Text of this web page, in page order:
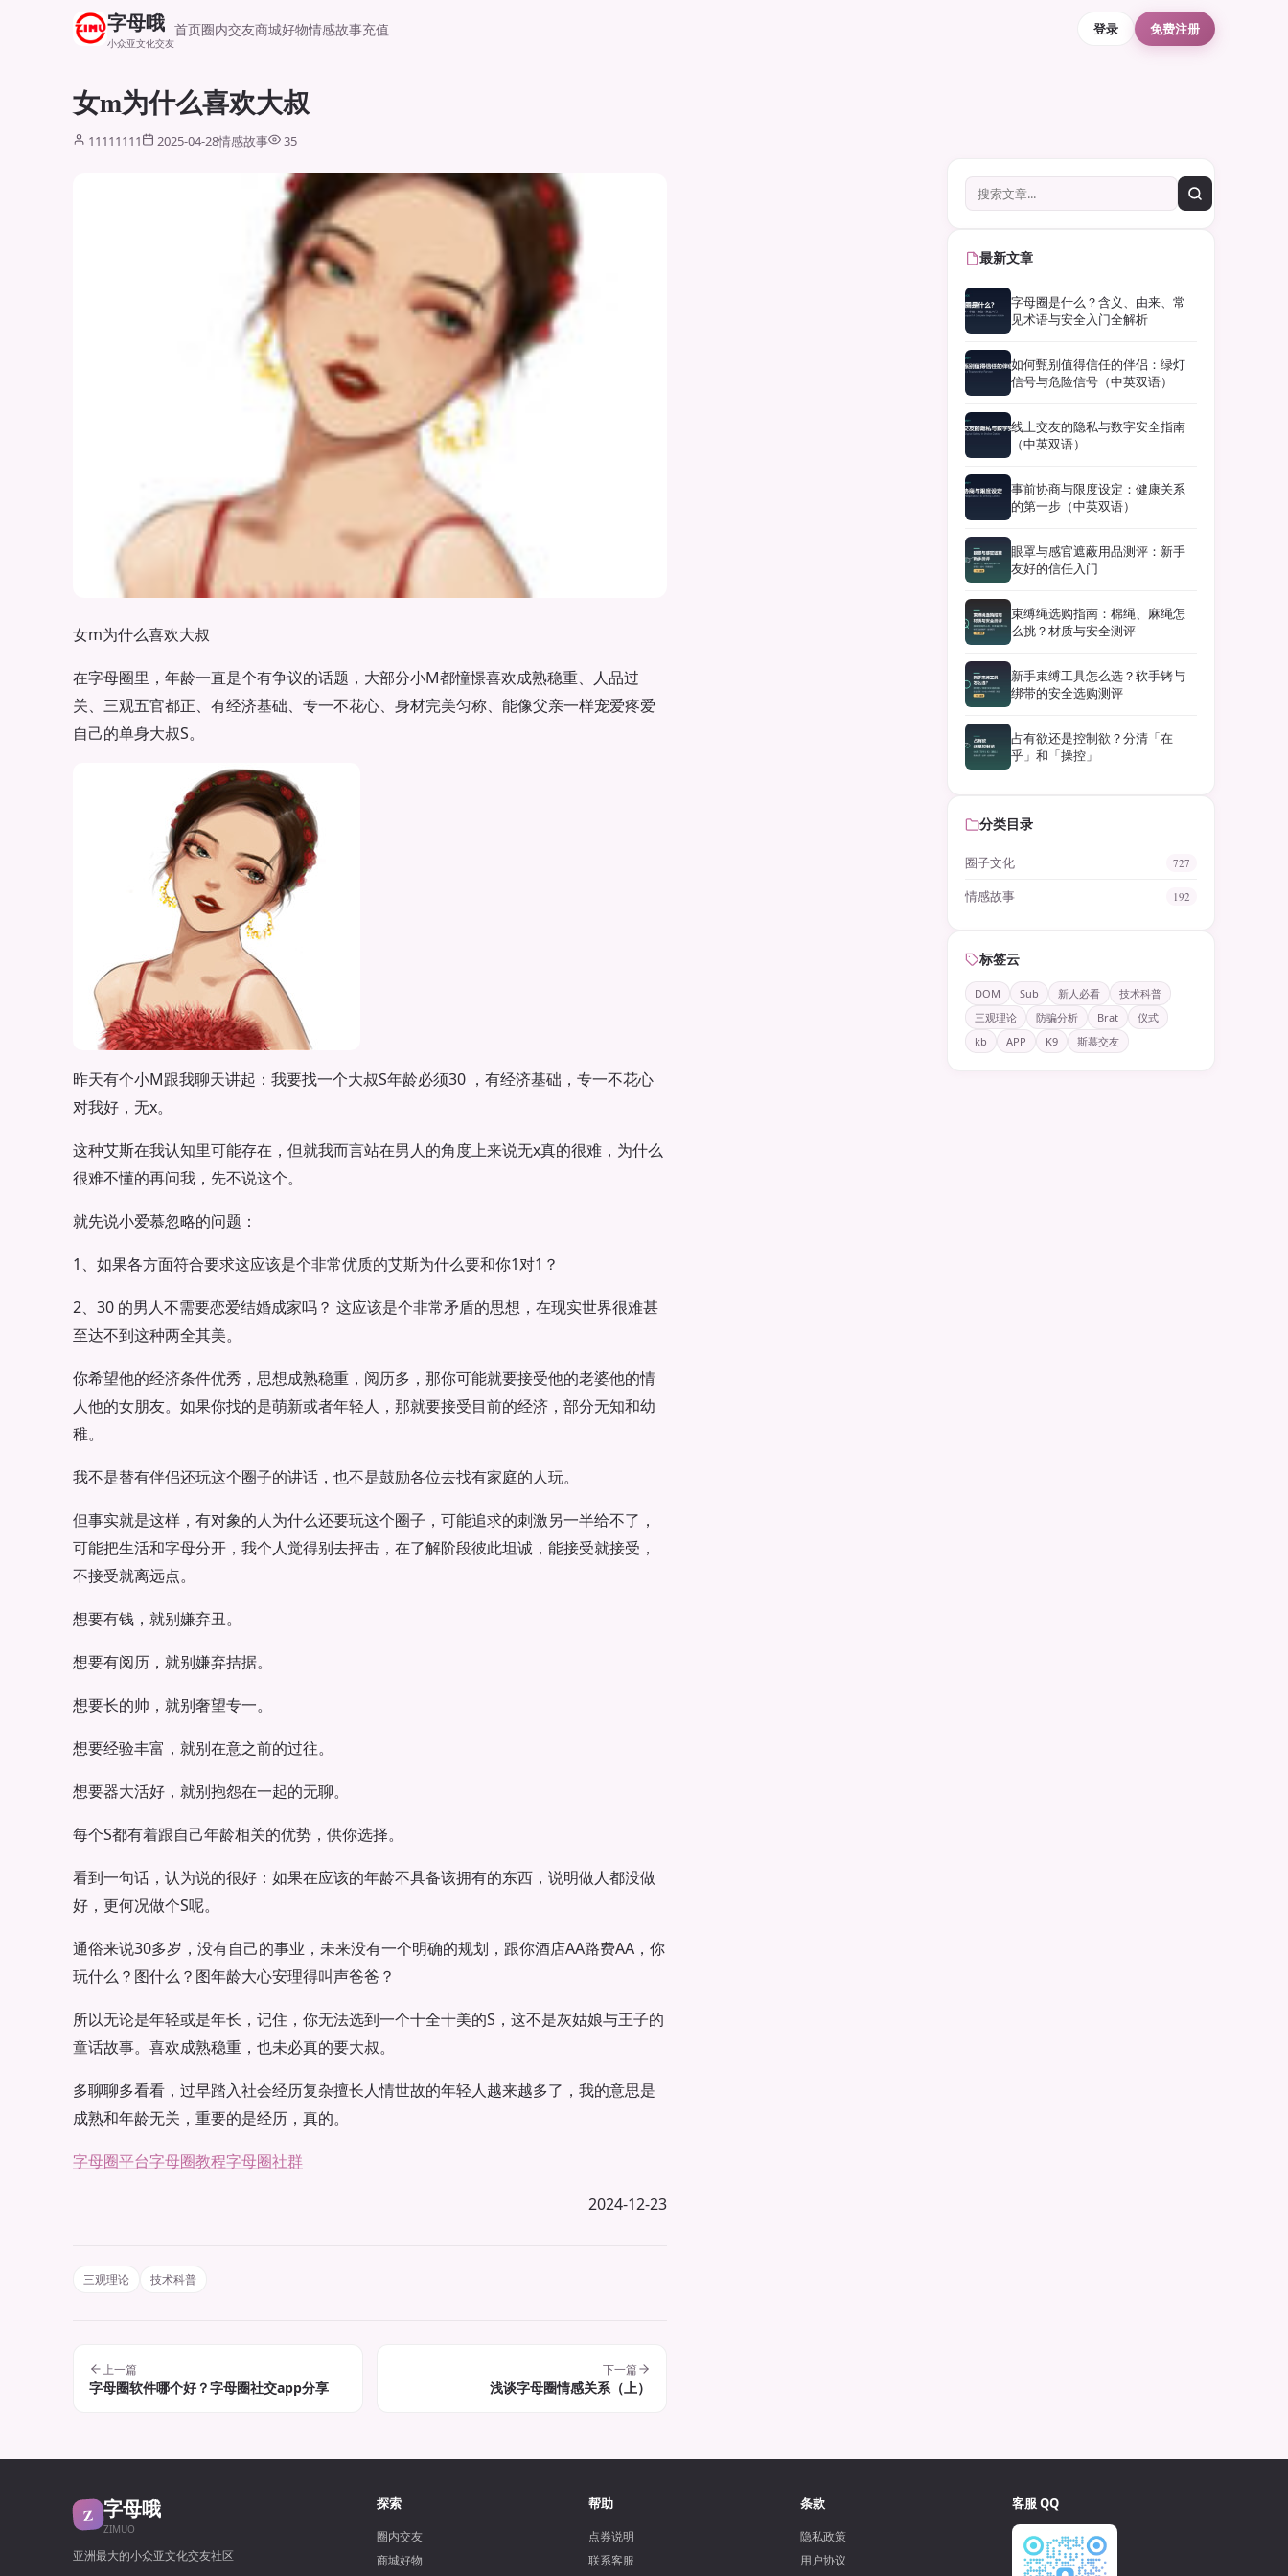
字母哦
小众亚文化交友
首页圈内交友商城好物情感故事充值 登录 免费注册
女m为什么喜欢大叔
11111111 2025-04-28情感故事 35
女m为什么喜欢大叔
在字母圈里，年龄一直是个有争议的话题，大部分小M都憧憬喜欢成熟稳重、人品过
关、三观五官都正、有经济基础、专一不花心、身材完美匀称、能像父亲一样宠爱疼爱
自己的单身大叔S。
昨天有个小M跟我聊天讲起：我要找一个大叔S年龄必须30 ，有经济基础，专一不花心
对我好，无x。
这种艾斯在我认知里可能存在，但就我而言站在男人的角度上来说无x真的很难，为什么
很难不懂的再问我，先不说这个。
就先说小爱慕忽略的问题：
1、如果各方面符合要求这应该是个非常优质的艾斯为什么要和你1对1？
2、30 的男人不需要恋爱结婚成家吗？ 这应该是个非常矛盾的思想，在现实世界很难甚
至达不到这种两全其美。
你希望他的经济条件优秀，思想成熟稳重，阅历多，那你可能就要接受他的老婆他的情
人他的女朋友。如果你找的是萌新或者年轻人，那就要接受目前的经济，部分无知和幼
稚。
我不是替有伴侣还玩这个圈子的讲话，也不是鼓励各位去找有家庭的人玩。
但事实就是这样，有对象的人为什么还要玩这个圈子，可能追求的刺激另一半给不了，
可能把生活和字母分开，我个人觉得别去抨击，在了解阶段彼此坦诚，能接受就接受，
不接受就离远点。
想要有钱，就别嫌弃丑。
想要有阅历，就别嫌弃拮据。
想要长的帅，就别奢望专一。
想要经验丰富，就别在意之前的过往。
想要器大活好，就别抱怨在一起的无聊。
每个S都有着跟自己年龄相关的优势，供你选择。
看到一句话，认为说的很好：如果在应该的年龄不具备该拥有的东西，说明做人都没做
好，更何况做个S呢。
通俗来说30多岁，没有自己的事业，未来没有一个明确的规划，跟你酒店AA路费AA，你
玩什么？图什么？图年龄大心安理得叫声爸爸？
所以无论是年轻或是年长，记住，你无法选到一个十全十美的S，这不是灰姑娘与王子的
童话故事。喜欢成熟稳重，也未必真的要大叔。
多聊聊多看看，过早踏入社会经历复杂擅长人情世故的年轻人越来越多了，我的意思是
成熟和年龄无关，重要的是经历，真的。
字母圈平台字母圈教程字母圈社群
2024-12-23
三观理论 技术科普
上一篇
字母圈软件哪个好？字母圈社交app分享
下一篇
浅谈字母圈情感关系（上）
最新文章
字母圈是什么？含义、由来、常
见术语与安全入门全解析
如何甄别值得信任的伴侣：绿灯
信号与危险信号（中英双语）
线上交友的隐私与数字安全指南
（中英双语）
事前协商与限度设定：健康关系
的第一步（中英双语）
眼罩与感官遮蔽用品测评：新手
友好的信任入门
束缚绳选购指南：棉绳、麻绳怎
么挑？材质与安全测评
新手束缚工具怎么选？软手铐与
绑带的安全选购测评
占有欲还是控制欲？分清「在
乎」和「操控」
分类目录
圈子文化 727
情感故事 192
标签云
DOM Sub 新人必看
技术科普
三观理论
防骗分析 Brat
仪式
kb
APP K9 斯慕交友
Z 字母哦
ZIMUO
亚洲最大的小众亚文化交友社区
探索
圈内交友
商城好物
帮助
点券说明
联系客服
条款
隐私政策
用户协议
客服 QQ